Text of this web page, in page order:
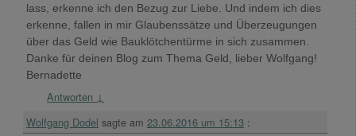
lass, erkenne ich den Bezug zur Liebe. Und indem ich dies
erkenne, fallen in mir Glaubenssätze und Überzeugungen
über das Geld wie Bauklötchentürme in sich zusammen.
Danke für deinen Blog zum Thema Geld, lieber Wolfgang!
Bernadette
Antworten ↓
Wolfgang Dodel sagte am 23.06.2016 um 15:13 :